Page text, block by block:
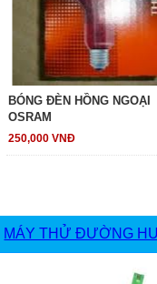
BÓNG ĐÈN HỒNG NGOẠI
OSRAM
250,000 VNĐ
MÁY THỬ ĐƯỜNG